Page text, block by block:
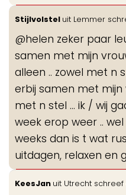
Stijlvolstel uit Lemmer
@helen zeker paar
samen met mijn
alleen .. zowel met n
erbij samen met mijn
met n stel … ik / wij
week erop weer ..
weeks dan is t wat
uitdagen, relaxen en
KeesJan uit Utrecht schreef